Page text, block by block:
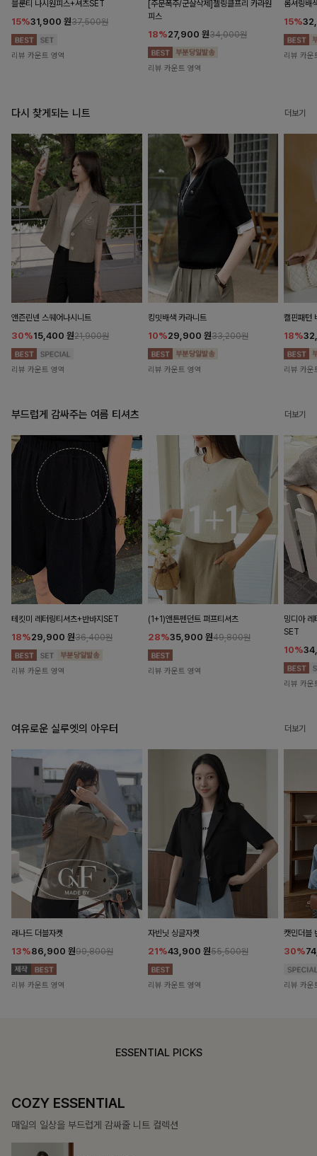
블룬티 나시원피스+셔츠SET
15%31,900 원37,500원
리뷰 카운트 영역
[주문폭주/군살삭제]젤링클프리 카라원
피스
18%27,900 원34,000원
리뷰 카운트 영역
롬셔링배
15%
리뷰 카운
다시 찾게되는 니트 더보기
앤즌린넨 스퀘어나시니트
30%15,400 원21,900원
리뷰 카운트 영역
킹밋배색 카라니트
10%29,900 원33,200원
리뷰 카운트 영역
캘핀패턴
18%
리뷰 카운
부드럽게 감싸주는 여름 티셔츠 더보기
테킷미 레터링티셔츠+반바지SET
18%29,900 원36,400원
리뷰 카운트 영역
(1+1)앤튼펜던트 퍼프티셔츠
28%35,900 원49,800원
리뷰 카운트 영역
밍디아 레
SET
10%
리뷰 카운
여유로운 실루엣의 아우터 더보기
래나드 더블자켓
13%86,900 원99,800원
리뷰 카운트 영역
자빈닛 싱글자켓
21%43,900 원55,500원
리뷰 카운트 영역
캣민더블
30%
리뷰 카운
ESSENTIAL PICKS
COZY ESSENTIAL
매일의 일상을 부드럽게 감싸줄 니트 컬렉션